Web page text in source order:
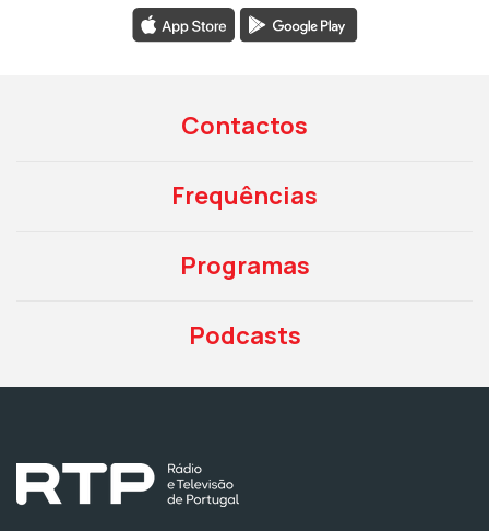
Contactos
Frequências
Programas
Podcasts